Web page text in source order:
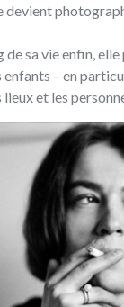
devient
de sa vie enfin,
– en
lieux et les